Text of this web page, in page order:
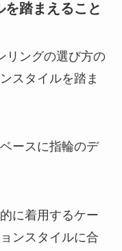
を踏まえること
リングの選び方の
スタイルを踏ま
ースに指輪のデ
に着用するケー
ンスタイルに合